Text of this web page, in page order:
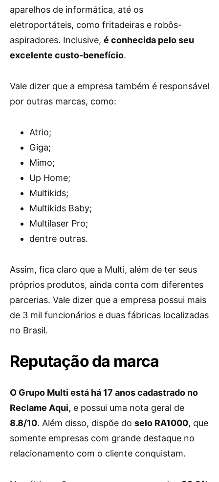
aparelhos de informática, até os
eletroportáteis, como fritadeiras e robôs-
aspiradores. Inclusive, é conhecida pelo seu
excelente custo-benefício.
Vale dizer que a empresa também é responsável
por outras marcas, como:
Atrio;
Giga;
Mimo;
Up Home;
Multikids;
Multikids Baby;
Multilaser Pro;
dentre outras.
Assim, fica claro que a Multi, além de ter seus
próprios produtos, ainda conta com diferentes
parcerias. Vale dizer que a empresa possui mais
de 3 mil funcionários e duas fábricas localizadas
no Brasil.
Reputação da marca
O Grupo Multi está há 17 anos cadastrado no
Reclame Aqui, e possui uma nota geral de
8.8/10. Além disso, dispõe do selo RA1000, que
somente empresas com grande destaque no
relacionamento com o cliente conquistam.